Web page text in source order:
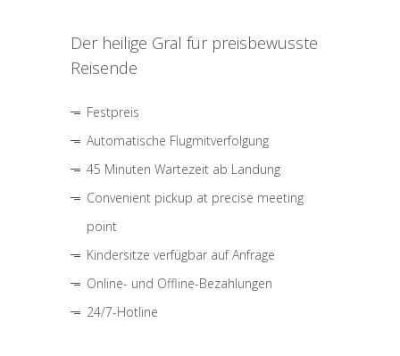
Der heilige Gral für preisbewusste
Reisende
Festpreis
Automatische Flugmitverfolgung
45 Minuten Wartezeit ab Landung
Convenient pickup at precise meeting
point
Kindersitze verfügbar auf Anfrage
Online- und Offline-Bezahlungen
24/7-Hotline